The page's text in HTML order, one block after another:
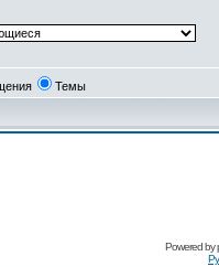
Темы
Powered by